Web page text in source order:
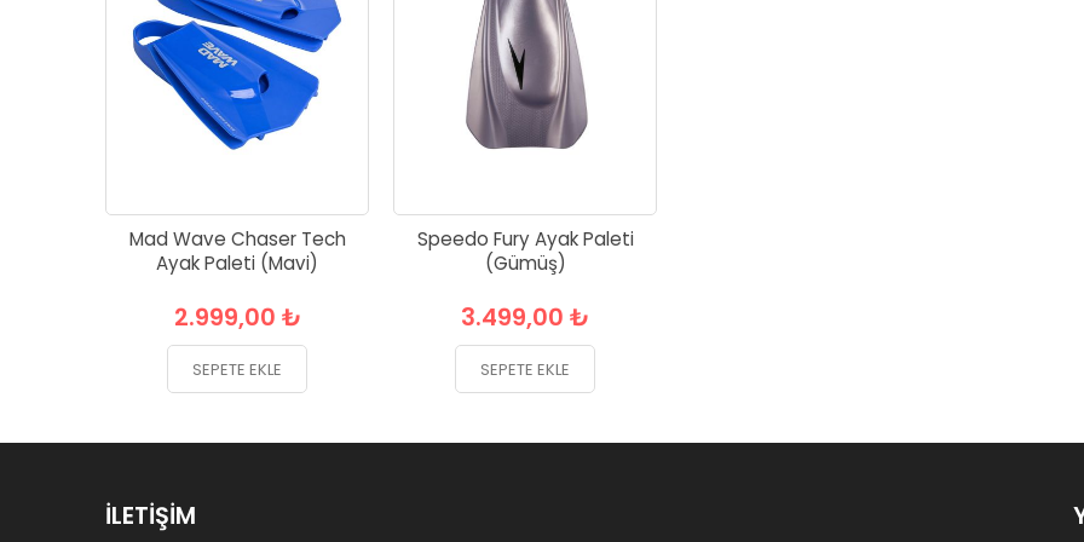
Mad Wave Chaser Tech
Ayak Paleti (Mavi)
2.999,00 ₺
SEPETE EKLE
Speedo Fury Ayak Paleti
(Gümüş)
3.499,00 ₺
SEPETE EKLE
İLETIŞIM